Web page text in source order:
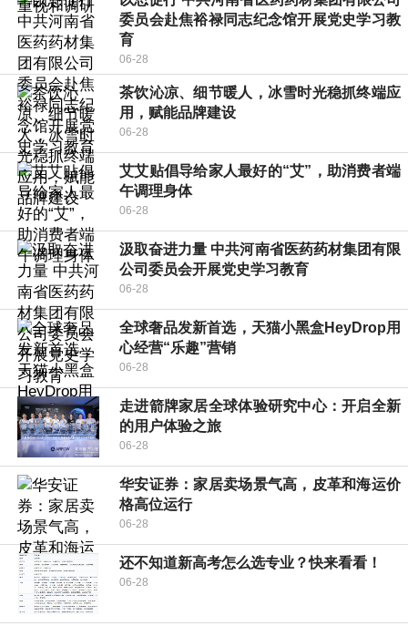
委员会赴焦裕禄同志纪念馆开展党史学习教
育
06-28
茶饮沁凉、细节暖人，冰雪时光稳抓终端应
用，赋能品牌建设
06-28
艾艾贴倡导给家人最好的“艾”，助消费者端
午调理身体
06-28
汲取奋进力量 中共河南省医药药材集团有限
公司委员会开展党史学习教育
06-28
全球奢品发新首选，天猫小黑盒HeyDrop用
心经营“乐趣”营销
06-28
走进箭牌家居全球体验研究中心：开启全新
的用户体验之旅
06-28
华安证券：家居卖场景气高，皮革和海运价
格高位运行
06-28
还不知道新高考怎么选专业？快来看看！
06-28